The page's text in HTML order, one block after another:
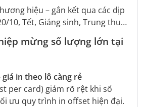
hiệu – gắn kết qua các dịp
10, Tết, Giáng sinh, Trung thu…
mừng số lượng lớn tại
giá in theo lô càng rẻ
per card) giảm rõ rệt khi số
ưu quy trình in offset hiện đại.